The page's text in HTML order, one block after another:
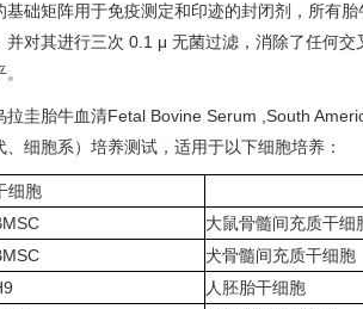
基础矩阵用于免疫测定和印迹的封闭剂，所有
并对其进行三次 0.1 μ 无菌过滤，消除了任何
拉圭胎牛血清Fetal Bovine Serum ,South
、细胞系）培养测试，适用于以下细胞培养：
细胞
大鼠骨髓间充质干细
犬骨髓间充质干细胞
人胚胎干细胞